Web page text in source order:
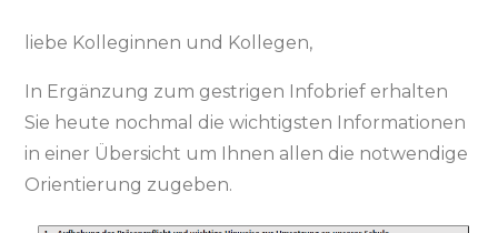
liebe Kolleginnen und Kollegen,
In Ergänzung zum gestrigen Infobrief erhalten
Sie heute nochmal die wichtigsten Informationen
in einer Übersicht um Ihnen allen die notwendige
Orientierung zugeben.